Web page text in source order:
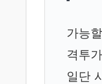
가능
격투
일단